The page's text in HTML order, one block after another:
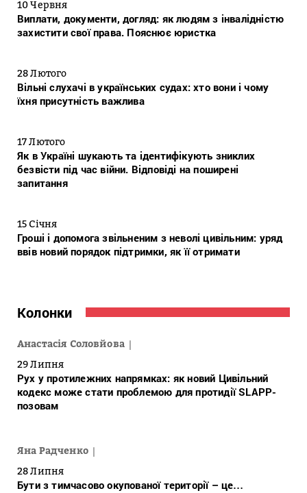
10 Червня
Виплати, документи, догляд: як людям з інвалідністю
захистити свої права. Пояснює юристка
28 Лютого
Вільні слухачі в українських судах: хто вони і чому
їхня присутність важлива
17 Лютого
Як в Україні шукають та ідентифікують зниклих
безвісти під час війни. Відповіді на поширені
запитання
15 Січня
Гроші і допомога звільненим з неволі цивільним: уряд
ввів новий порядок підтримки, як її отримати
Колонки
Анастасія Соловйова
29 Липня
Рух у протилежних напрямках: як новий Цивільний
кодекс може стати проблемою для протидії SLAPP-
позовам
Яна Радченко
28 Липня
Бути з тимчасово окупованої території – це…